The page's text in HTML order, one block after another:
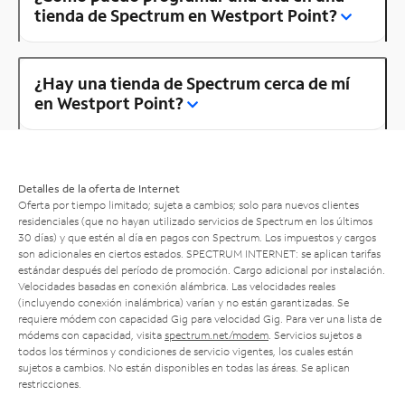
tienda de Spectrum en Westport Point?
¿Hay una tienda de Spectrum cerca de mí
en Westport Point?
Detalles de la oferta de Internet
Oferta por tiempo limitado; sujeta a cambios; solo para nuevos clientes
residenciales (que no hayan utilizado servicios de Spectrum en los últimos
30 días) y que estén al día en pagos con Spectrum. Los impuestos y cargos
son adicionales en ciertos estados. SPECTRUM INTERNET: se aplican tarifas
estándar después del período de promoción. Cargo adicional por instalación.
Velocidades basadas en conexión alámbrica. Las velocidades reales
(incluyendo conexión inalámbrica) varían y no están garantizadas. Se
requiere módem con capacidad Gig para velocidad Gig. Para ver una lista de
módems con capacidad, visita spectrum.net/modem . Servicios sujetos a
todos los términos y condiciones de servicio vigentes, los cuales están
sujetos a cambios. No están disponibles en todas las áreas. Se aplican
restricciones.